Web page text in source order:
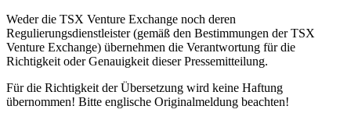
Weder die TSX Venture Exchange noch deren
Regulierungsdienstleister (gemäß den Bestimmungen der TSX
Venture Exchange) übernehmen die Verantwortung für die
Richtigkeit oder Genauigkeit dieser Pressemitteilung.
Für die Richtigkeit der Übersetzung wird keine Haftung
übernommen! Bitte englische Originalmeldung beachten!